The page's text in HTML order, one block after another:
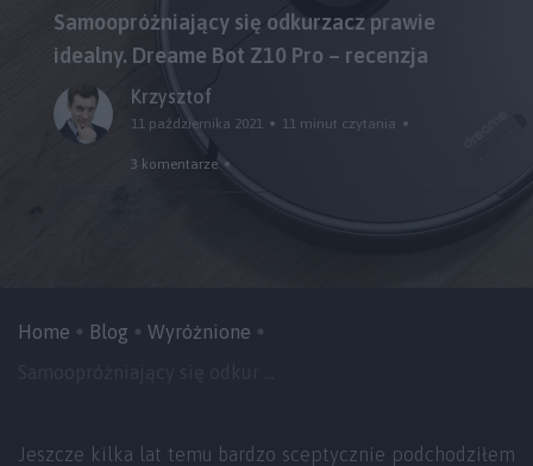
Samoopróżniający się odkurzacz prawie
idealny. Dreame Bot Z10 Pro – recenzja
Krzysztof
11 października 2021 11 minut czytania
3 komentarze
Home Blog
Wyróżnione
Jeszcze kilka lat temu bardzo sceptycznie podchodziłem